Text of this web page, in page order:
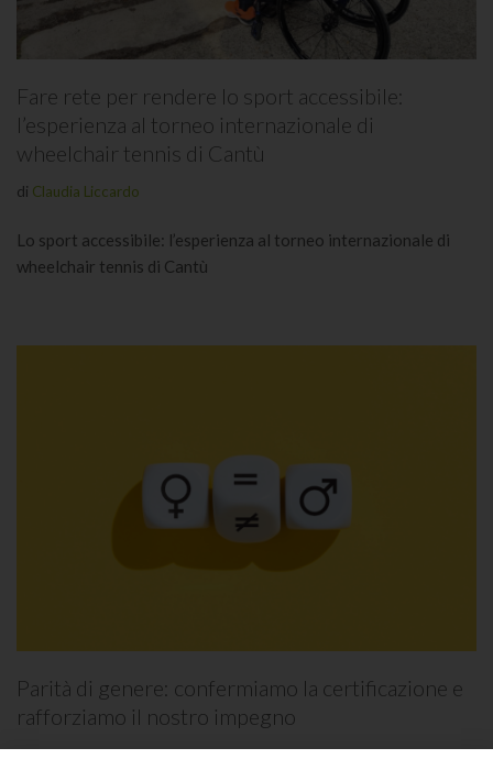
Fare rete per rendere lo sport accessibile:
l’esperienza al torneo internazionale di
wheelchair tennis di Cantù
di Claudia Liccardo
Lo sport accessibile: l’esperienza al torneo internazionale di
wheelchair tennis di Cantù
Parità di genere: confermiamo la certificazione e
rafforziamo il nostro impegno
diClaudia Liccardo